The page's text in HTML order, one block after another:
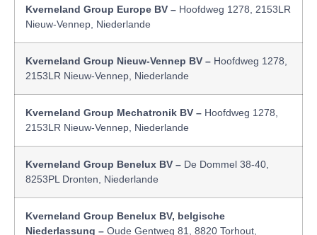
Kverneland Group Europe BV – Hoofdweg 1278, 2153LR
Nieuw-Vennep, Niederlande
Kverneland Group Nieuw-Vennep BV – Hoofdweg 1278,
2153LR Nieuw-Vennep, Niederlande
Kverneland Group Mechatronik BV – Hoofdweg 1278,
2153LR Nieuw-Vennep, Niederlande
Kverneland Group Benelux BV – De Dommel 38-40,
8253PL Dronten, Niederlande
Kverneland Group Benelux BV, belgische
Niederlassung – Oude Gentweg 81, 8820 Torhout,